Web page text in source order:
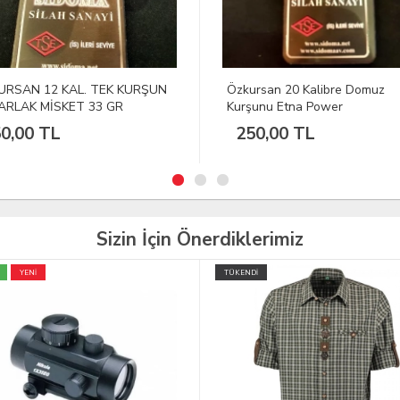
20 Kalibre Domuz
Etna Power
TL
Rottweil Skeet Atış Fişeği 24
Power Piston
%100 9.00 Euro
Sizin İçin Önerdiklerimiz
TÜKENDİ